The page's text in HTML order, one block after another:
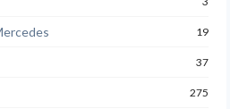
19
37
275